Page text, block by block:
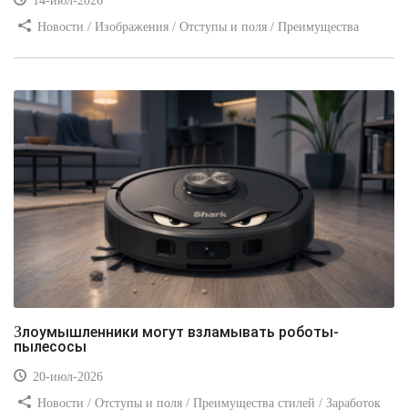
Новости / Изображения / Отступы и поля / Преимущества
Злоумышленники могут взламывать роботы-
пылесосы
20-июл-2026
Новости / Отступы и поля / Преимущества стилей / Заработок